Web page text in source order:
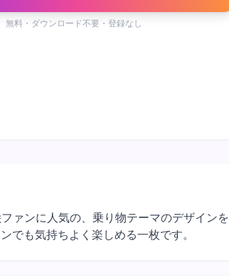
無料・ダウンロード不要・登録なし
ァンに人気の、乗り物テーマのデザインを
でも気持ちよく楽しめる一枚です。